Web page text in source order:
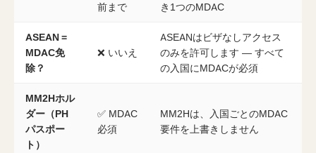
前まで
き1つのMDAC
ASEAN =
MDAC免
除？
❌ いいえ
ASEANはビザなしアクセス
のみを許可します — すべて
の入国にMDACが必須
MM2Hホル
ダー（PH
パスポー
ト）
✅ MDAC
必須
MM2Hは、入国ごとのMDAC
要件を上書きしません